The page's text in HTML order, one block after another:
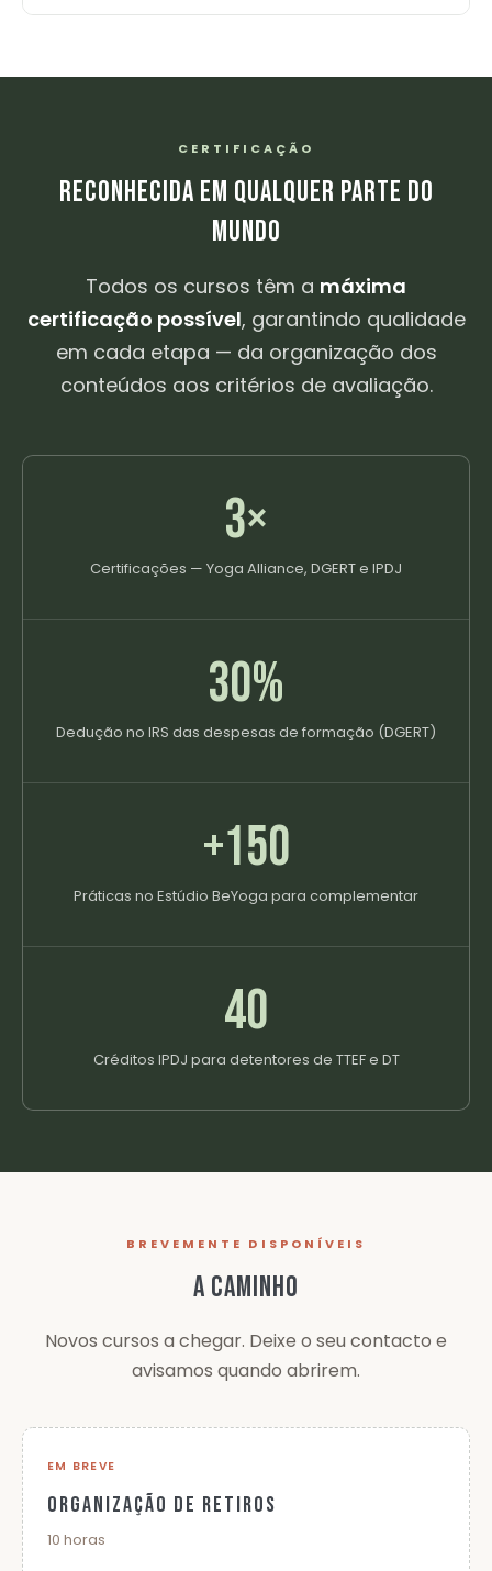
CERTIFICAÇÃO
RECONHECIDA EM QUALQUER PARTE DO
MUNDO
Todos os cursos têm a máxima
certificação possível, garantindo qualidade
em cada etapa — da organização dos
conteúdos aos critérios de avaliação.
3×
Certificações — Yoga Alliance, DGERT e IPDJ
30%
Dedução no IRS das despesas de formação (DGERT)
+150
Práticas no Estúdio BeYoga para complementar
40
Créditos IPDJ para detentores de TTEF e DT
BREVEMENTE DISPONÍVEIS
A CAMINHO
Novos cursos a chegar. Deixe o seu contacto e
avisamos quando abrirem.
EM BREVE
ORGANIZAÇÃO DE RETIROS
10 horas